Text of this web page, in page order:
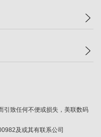
引致任何不便或损失，美联数码
及或其有联系公司